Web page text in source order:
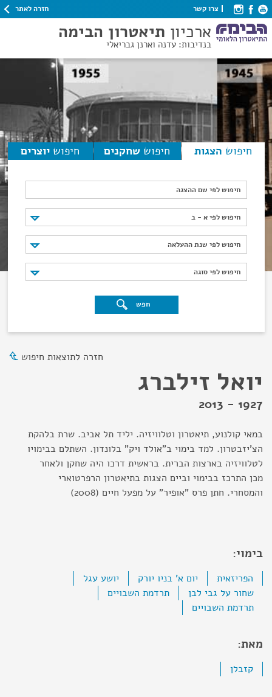
צרו קשר חזרה לאתר
ארכיון תיאטרון הבימה
בנדיבות: עדנה וארנן גבריאלי
חיפוש הצגות חיפוש שחקנים חיפוש יוצרים
חיפוש לפי שם ההצגה
חיפוש לפי א - ב
חיפוש לפי א - ב
חיפוש לפי שנת ההעלאה
חיפוש לפי שנת ההעלאה
חיפוש לפי סוגה
חיפוש לפי סוגה
חפש
חזרה לתוצאות חיפוש
יואל זילברג
1927 - 2013
במאי קולנוע, תיאטרון וטלוויזיה. יליד תל אביב. שרת בלהקת
הצ'יזבטרון. למד בימוי ב"אולד ויק" בלונדון. השתלם בבימויו
לטלוויזיה בארצות הברית. בראשית דרכו היה שחקן ולאחר
מכן התרכז בבימוי וביים הצגות בתיאטרון הרפרטוארי
והמסחרי. חתן פרס "אופיר" על מפעל חיים (2008)
בימוי:
הפריזאית יום א' בניו יורק
יושע עגל
שחור על גבי לבן
תרדמת השבויים
תרדמת השבויים
מאת:
קזבלן